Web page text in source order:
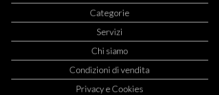
Categorie
Servizi
Chi siamo
Condizioni di vendita
Privacy e Cookies